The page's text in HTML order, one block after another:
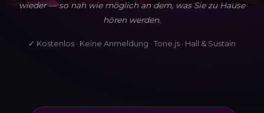
wieder — so nah wie möglich an dem, was Sie zu Hause
hören werden.
✓ Kostenlos · Keine Anmeldung · Tone.js · Hall & Sustain